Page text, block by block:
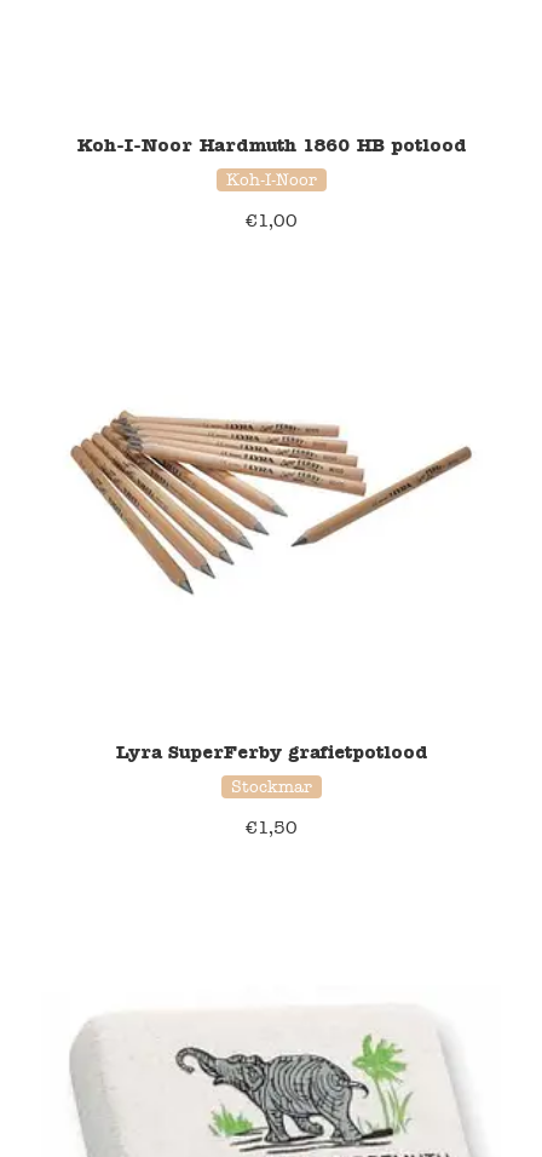
Koh-I-Noor Hardmuth 1860 HB potlood
Koh-I-Noor
€1,00
Lyra SuperFerby grafietpotlood
Stockmar
€1,50